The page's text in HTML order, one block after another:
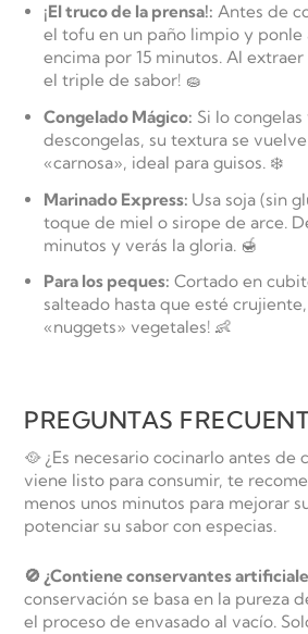
¡El truco de la prensa!: Antes de
el tofu en un paño limpio y ponle
encima por 15 minutos. Al extraer
el triple de sabor! 🧽
Congelado Mágico: Si lo
descongelas, su textura se
«carnosa», ideal para guisos. ❄️
Marinado Express: Usa soja (sin
toque de miel o sirope de arce.
minutos y verás la gloria. 🍯
Para los peques: Cortado en
salteado hasta que esté crujiente,
«nuggets» vegetales! 👶
PREGUNTAS
🥘 ¿Es necesario cocinarlo antes de
viene listo para consumir, te
menos unos minutos para mejorar
potenciar su sabor con especias.
🚫 ¿Contiene conservantes
conservación se basa en la pureza
el proceso de envasado al vacío.